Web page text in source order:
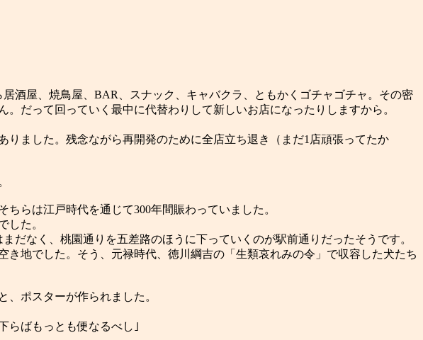
酒屋、焼鳥屋、BAR、スナック、キャバクラ、ともかくゴチャゴチャ。その密
だって回っていく最中に代替わりして新しいお店になったりしますから。
ました。残念ながら再開発のために全店立ち退き（まだ1店頑張ってたか
らは江戸時代を通じて300年間賑わっていました。
した。
だなく、桃園通りを五差路のほうに下っていくのが駅前通りだったそうです。
地でした。そう、元禄時代、徳川綱吉の「生類哀れみの令」で収容した犬たち
ポスターが作られました。
らばもっとも便なるべし｣